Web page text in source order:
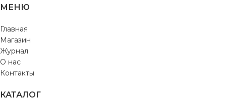
МЕНЮ
Главная
Магазин
Журнал
О нас
Контакты
КАТАЛОГ